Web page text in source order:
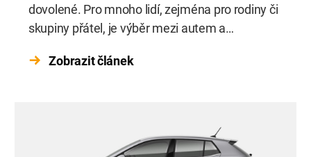
dovolené. Pro mnoho lidí, zejména pro rodiny či
skupiny přátel, je výběr mezi autem a
Každá z těchto možností nabízí své vlastní
Zobrazit článek